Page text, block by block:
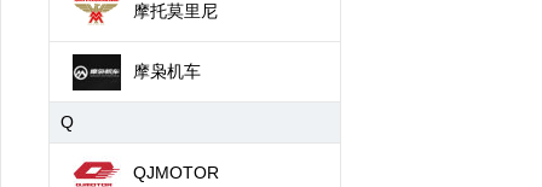
摩托莫里尼
摩枭机车
Q
QJMOTOR